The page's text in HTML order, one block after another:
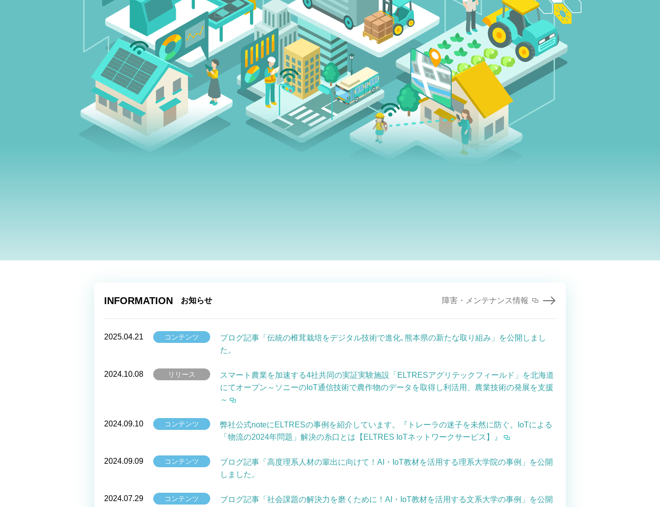
INFORMATION お知らせ 障害・メンテナンス情報
2025.04.21 コンテンツ
ブログ記事「伝統の椎茸栽培をデジタル技術で進化､熊本県の新たな取り組み」を公開しまし
た。
2024.10.08 リリース
スマート農業を加速する4社共同の実証実験施設「ELTRESアグリテックフィールド」を北海道
にてオープン～ソニーのIoT通信技術で農作物のデータを取得し利活用、農業技術の発展を支援
～
2024.09.10 コンテンツ
弊社公式noteにELTRESの事例を紹介しています。『トレーラの迷子を未然に防ぐ。IoTによる
「物流の2024年問題」解決の糸口とは【ELTRES IoTネットワークサービス】』
2024.09.09 コンテンツ
ブログ記事「高度理系人材の輩出に向けて！AI・IoT教材を活用する理系大学院の事例」を公開
しました。
2024.07.29 コンテンツ
ブログ記事「社会課題の解決力を磨くために！AI・IoT教材を活用する文系大学の事例」を公開